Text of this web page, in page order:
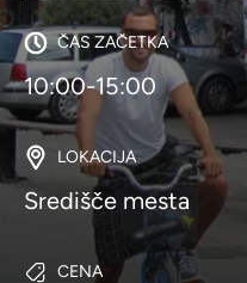
ČAS ZAČETKA
10:00-15:00
LOKACIJA
Središče mesta
CENA